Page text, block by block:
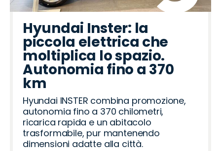
Hyundai Inster: la
piccola elettrica che
moltiplica lo spazio.
Autonomia fino a 370
km
Hyundai INSTER combina promozione,
autonomia fino a 370 chilometri,
ricarica rapida e un abitacolo
trasformabile, pur mantenendo
dimensioni adatte alla città.